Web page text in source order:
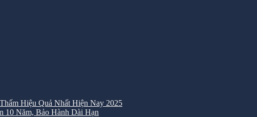
Hiệu Quả Nhất Hiện Nay 2025
10 Năm, Bảo Hành Dài Hạn